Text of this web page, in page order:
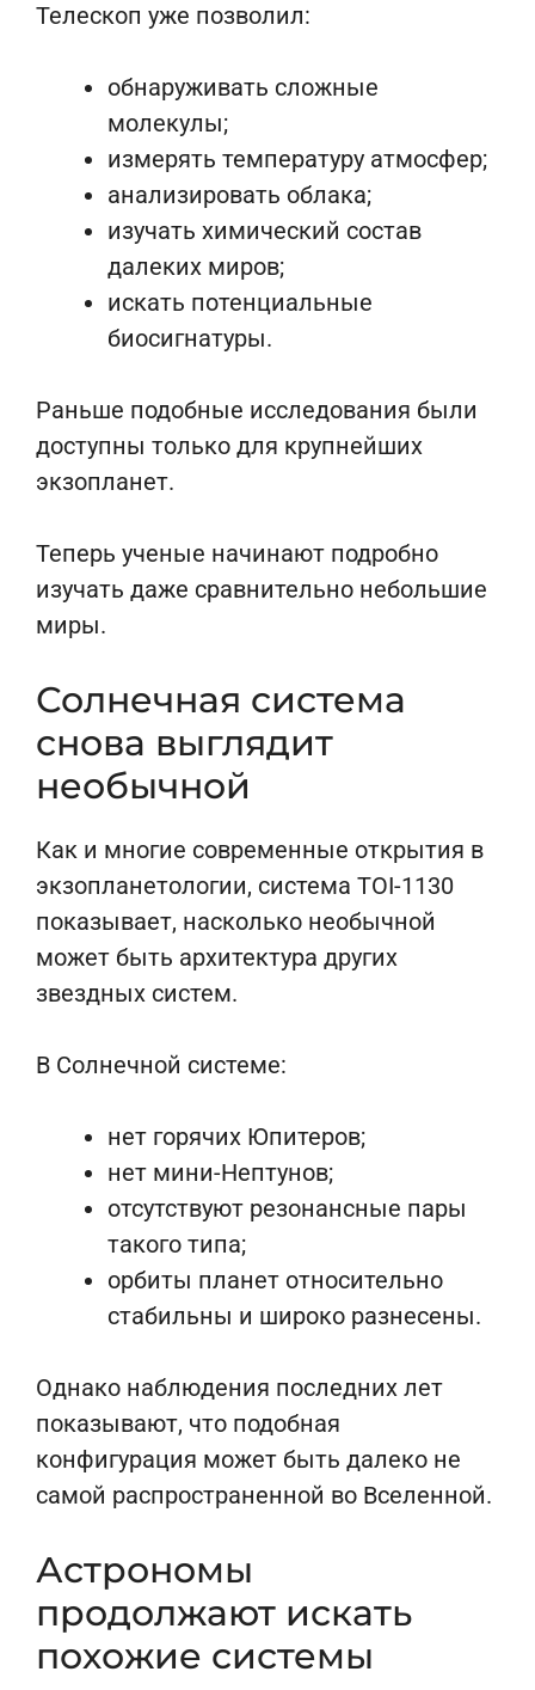
Телескоп уже позволил:
обнаруживать сложные
молекулы;
измерять температуру атмосфер;
анализировать облака;
изучать химический состав
далеких миров;
искать потенциальные
биосигнатуры.
Раньше подобные исследования были
доступны только для крупнейших
экзопланет.
Теперь ученые начинают подробно
изучать даже сравнительно небольшие
миры.
Солнечная система
снова выглядит
необычной
Как и многие современные открытия в
экзопланетологии, система TOI-1130
показывает, насколько необычной
может быть архитектура других
звездных систем.
В Солнечной системе:
нет горячих Юпитеров;
нет мини-Нептунов;
отсутствуют резонансные пары
такого типа;
орбиты планет относительно
стабильны и широко разнесены.
Однако наблюдения последних лет
показывают, что подобная
конфигурация может быть далеко не
самой распространенной во Вселенной.
Астрономы
продолжают искать
похожие системы